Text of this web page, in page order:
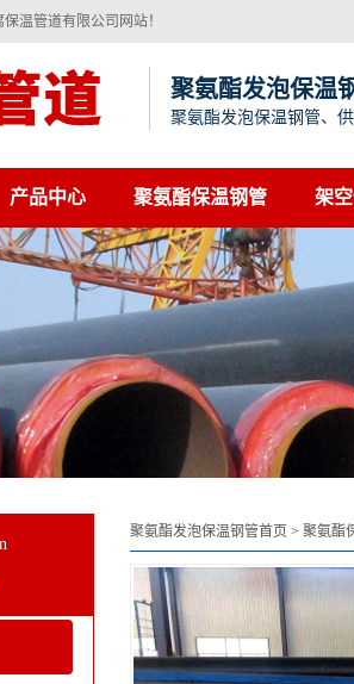
温管道有限公司网站！
聚氨酯发泡保温
聚氨酯发泡保温钢管、
产品中心 聚氨酯保温钢管 架
聚氨酯发泡保温钢管首页 > 聚氨酯